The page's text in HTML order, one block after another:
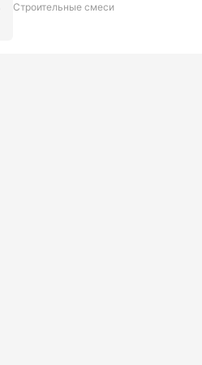
Строительные смеси